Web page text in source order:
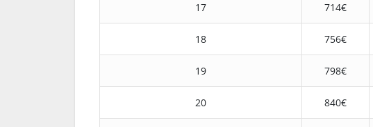
17 714€
18 756€
19 798€
20 840€